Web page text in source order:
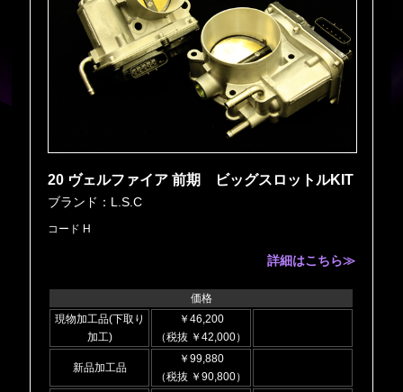
20 ヴェルファイア 前期 ビッグスロットルKIT
ブランド：L.S.C
コード H
詳細はこちら≫
価格
現物加工品(下取り
加工)
￥46,200
（税抜 ￥42,000）
新品加工品
￥99,880
（税抜 ￥90,800）